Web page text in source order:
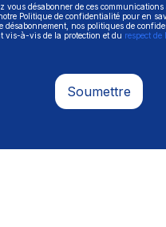
vous désabonner de ces communications
Politique de confidentialité pour en
désabonnement, nos politiques de
vis-à-vis de la protection et du respect